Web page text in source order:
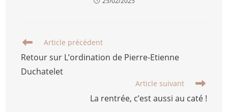
Article précédent
Retour sur L’ordination de Pierre-Etienne
Duchatelet
Article suivant
La rentrée, c’est aussi au caté !